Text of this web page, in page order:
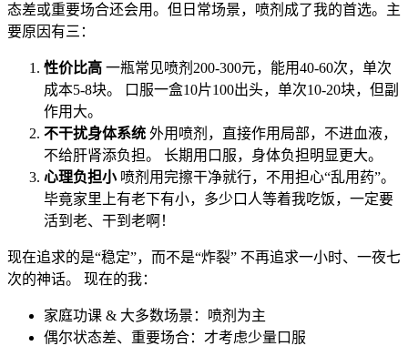
态差或重要场合还会用。但日常场景，喷剂成了我的首选。主
要原因有三：
性价比高 一瓶常见喷剂200-300元，能用40-60次，单次
成本5-8块。 口服一盒10片100出头，单次10-20块，但副
作用大。
不干扰身体系统 外用喷剂，直接作用局部，不进血液，
不给肝肾添负担。 长期用口服，身体负担明显更大。
心理负担小喷剂用完擦干净就行，不用担心“乱用药”。
毕竟家里上有老下有小，多少口人等着我吃饭，一定要
活到老、干到老啊！
现在追求的是“稳定”，而不是“炸裂” 不再追求一小时、一夜七
次的神话。 现在的我：
家庭功课 & 大多数场景：喷剂为主
偶尔状态差、重要场合：才考虑少量口服